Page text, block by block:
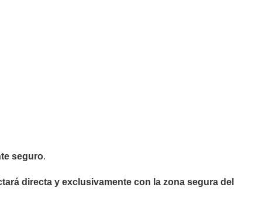
seguro.
directa y exclusivamente con la zona segura del